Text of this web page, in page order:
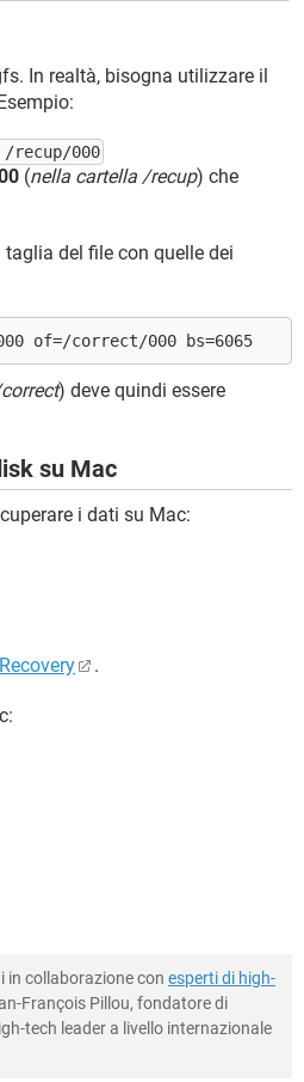
In realtà, bisogna utilizzare il
/recup/000
(nella cartella /recup) che
taglia del file con quelle dei
of=/correct/000 bs=6065
) deve quindi essere
su Mac
i dati su Mac:
.
in collaborazione con esperti di high-
François Pillou, fondatore di
tech leader a livello internazionale